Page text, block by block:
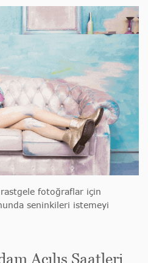
fotoğraflar için
seninkileri istemeyi
Açılış Saatleri